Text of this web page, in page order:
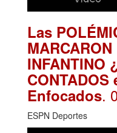
Las
INFANTINO
CONTADOS
Enfocados.
ESPN Deportes